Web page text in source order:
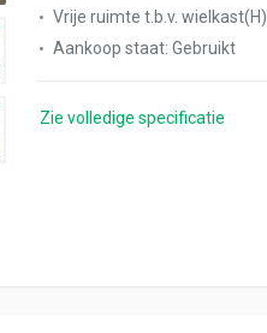
Vrije ruimte t.b.v. wielkast(H)
Aankoop staat: Gebruikt
Zie volledige specificatie